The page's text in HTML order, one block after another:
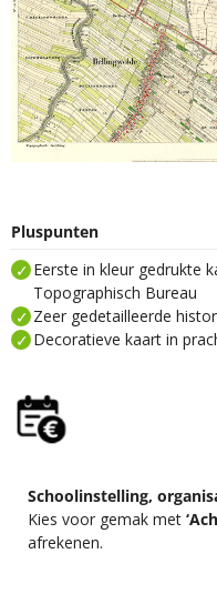
Pluspunten
Eerste in kleur gedrukte
Topographisch Bureau
Zeer gedetailleerde
Decoratieve kaart in
Schoolinstelling,
Kies voor gemak met
afrekenen.